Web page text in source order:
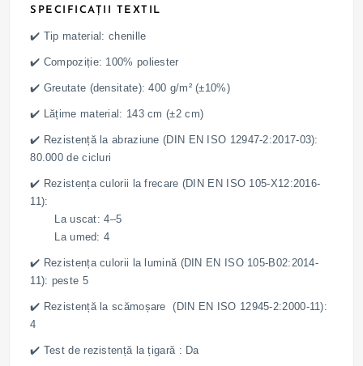
SPECIFICAȚII TEXTIL
✔️ Tip material: chenille
✔️ Compoziție: 100% poliester
✔️ Greutate (densitate): 400 g/m² (±10%)
✔️ Lățime material: 143 cm (±2 cm)
✔️ Rezistență la abraziune (DIN EN ISO 12947-2:2017-03):
80.000 de cicluri
✔️ Rezistența culorii la frecare (DIN EN ISO 105-X12:2016-
11):
La uscat: 4–5
La umed: 4
✔️ Rezistența culorii la lumină (DIN EN ISO 105-B02:2014-
11): peste 5
✔️ Rezistență la scămoșare (DIN EN ISO 12945-2:2000-11):
4
✔️ Test de rezistență la țigară : Da